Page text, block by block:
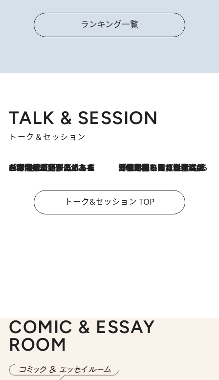
ランキング一覧
TALK & SESSION
トーク＆セッション
2026.8.3
「今後値上げがあるとすれば…」「リスクがあるのは今年の冬」エネルギー専門家が語る、ホルムズ海峡封鎖が家庭にもたらす“ある心配” 2026.8.3
「住宅建てられない…」「サーチャージ料の高値が続いている」ホルムズ海峡封鎖による影響はいつまで続く？《エネルギー専門家に聞く“どうなる日本の暮らし”》
トーク&セッション TOP
COMIC & ESSAY
ROOM